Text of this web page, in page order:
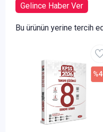
Gelince Haber Ver
Bu ürünün yerine tercih